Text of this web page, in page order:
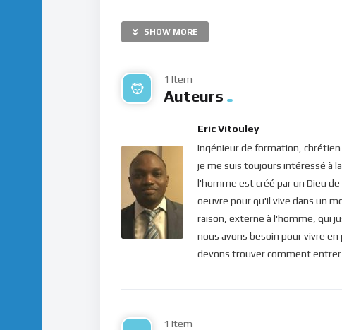
Par cette exhortation, le Christ nous amène à
ayant besoin d’être constamment nourrie de la
Bonne méditation.
Pour vous inscrire directement aux publications,
label=”S’abonner” design=”twitter”]
Si vous voulez vous inscrire sur le site (afin
publications, veuillez cliquer ici :Inscription
SHOW MORE
1 Item
Auteurs
Eric Vitouley
Ingénieur de formation,
je me suis toujours intéressé à
l'homme est créé par un Dieu
oeuvre pour qu'il vive dans un
raison, externe à l'homme, qui
nous avons besoin pour vivre
devons trouver comment entrer
1 Item